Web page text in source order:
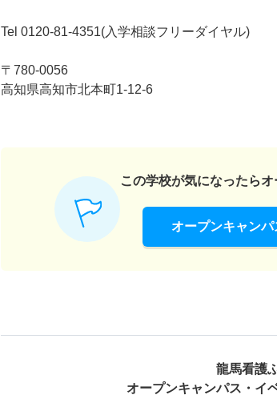
Tel 0120-81-4351(入学相談フリーダイヤル)
〒780-0056
高知県高知市北本町1-12-6
この学校が気になったらオ
オープンキャン
龍馬看護
オープンキャンパス・ イ